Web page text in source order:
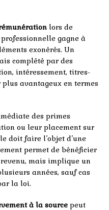
lors de
professionnelle gagne à
exonérés. Un
complété par des
intéressement, titres-
avantageux en termes
des primes
ou leur placement sur
doit faire l’objet d’une
permet de bénéficier
mais implique un
années, sauf cas
la loi.
à la source peut